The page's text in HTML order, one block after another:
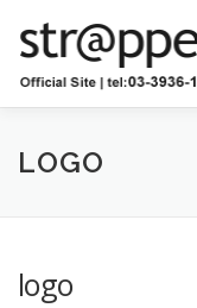
ツ
ショップ
LOGO
logo